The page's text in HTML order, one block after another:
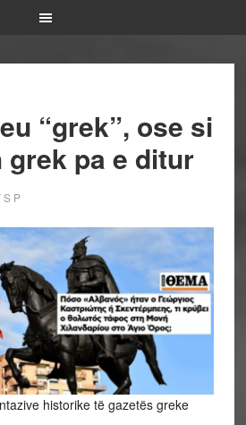
“grek”, ose si
grek pa e ditur
S P
historike të gazetës greke